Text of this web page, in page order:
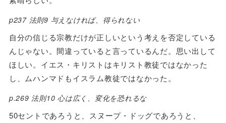
p237 法則9 与えなければ、得られない
自分の信じる宗教だけが正しいという考えを否定している
んじゃない。間違っていると言っているんだ。思い出して
ほしい。イエス・キリストはキリスト教徒ではなかった
し、ムハンマドもイスラム教徒ではなかった。
p.269 法則10 心は広く、変化を恐れるな
50セントであろうと、スヌープ・ドッグであろうと、